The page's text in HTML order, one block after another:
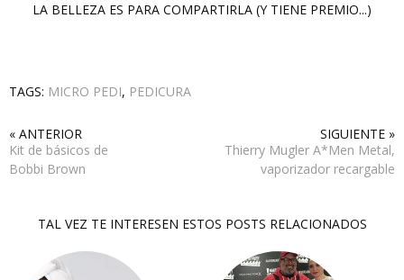
LA BELLEZA ES PARA COMPARTIRLA (Y TIENE PREMIO...)
TAGS: MICRO PEDI, PEDICURA
« ANTERIOR
Kit de básicos de
Bobbi Brown
SIGUIENTE »
Thierry Mugler A*Men Metal,
vaporizador recargable
TAL VEZ TE INTERESEN ESTOS POSTS RELACIONADOS